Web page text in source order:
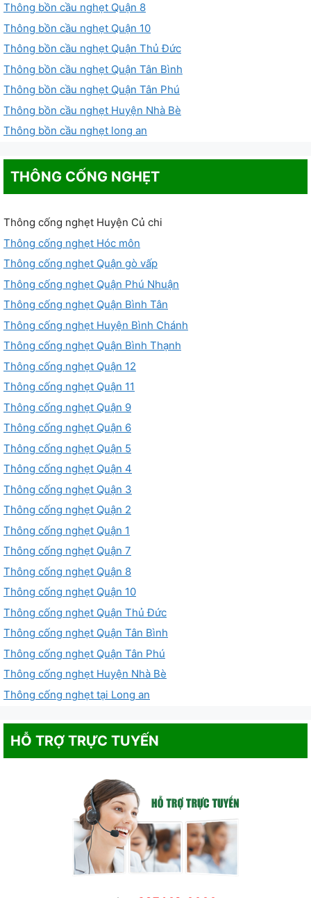
Thông bồn cầu nghẹt Quận 8
Thông bồn cầu nghẹt Quận 10
Thông bồn cầu nghẹt Quận Thủ Đức
Thông bồn cầu nghẹt Quận Tân Bình
Thông bồn cầu nghẹt Quận Tân Phú
Thông bồn cầu nghẹt Huyện Nhà Bè
Thông bồn cầu nghẹt long an
THÔNG CỐNG NGHẸT
Thông cống nghẹt Huyện Củ chi
Thông cống nghẹt Hóc môn
Thông cống nghẹt Quận gò vấp
Thông cống nghẹt Quận Phú Nhuận
Thông cống nghẹt Quận Bình Tân
Thông cống nghẹt Huyện Bình Chánh
Thông cống nghẹt Quận Bình Thạnh
Thông cống nghẹt Quận 12
Thông cống nghẹt Quận 11
Thông cống nghẹt Quận 9
Thông cống nghẹt Quận 6
Thông cống nghẹt Quận 5
Thông cống nghẹt Quận 4
Thông cống nghẹt Quận 3
Thông cống nghẹt Quận 2
Thông cống nghẹt Quận 1
Thông cống nghẹt Quận 7
Thông cống nghẹt Quận 8
Thông cống nghẹt Quận 10
Thông cống nghẹt Quận Thủ Đức
Thông cống nghẹt Quận Tân Bình
Thông cống nghẹt Quận Tân Phú
Thông cống nghẹt Huyện Nhà Bè
Thông cống nghẹt tại Long an
HỖ TRỢ TRỰC TUYẾN